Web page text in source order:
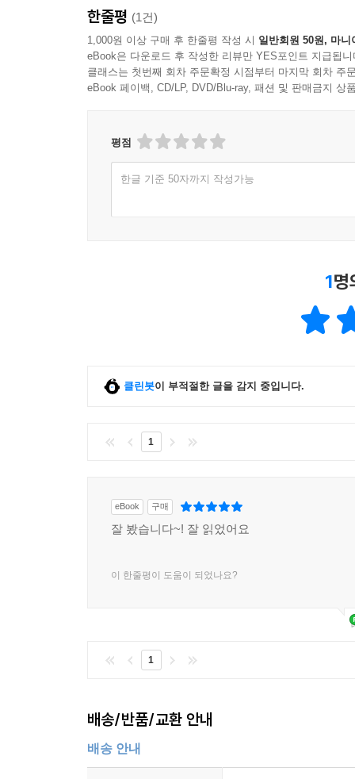
1. 소비자주권연대 의장: "약물 오남용과 과잉 진
2. 전국 학부모 연합회장: "아이들이 차가운 음료
3. 종교사회복지 재단 이사장: "가난하고 소외된
4. 현대철학 연구소장: "인간 존재의 완성을 육체
[4252혁명: 추천사 제3회]
■ 글로벌 스포츠 및 신체 훈련 전문가 (7인)
3. 프리미어리그 수석 피지컬 코치: "부상 방
4. 글로벌 요가 마스터: "프라나(기)의 흐름은 곧
7. 철인 3종 경기 우승자: "내 몸의 한계를 넘어서
1. 세계 웰니스 연맹 부의장: "진정한 웰니스는
스탠다드다."
활용법이다."
3. 자연치유 전문 병원장: "난치병 환자들에게 희
4. 디톡스 테라피 연구소장: "몸속에 쌓인 병적 찌
6. 장수촌 연구 학자: "백세 장수 노인들의 공통점
2. 실리콘밸리 미래학자: "바이오 해킹의 정점은
5. 인도주의 철학 포럼 의장: "질병의 하데스를 이
6. 전 세계 평화 재단 이사장: "몸이 아프면 분노가
한줄평 (1건)
1,000원 이상 구매 후 한줄평 작성 시 일반회원 50원, 마니
eBook은 다운로드 후 작성한 리뷰만 YES포인트 지급됩니
클래스는 첫번째 회차 주문확정 시점부터 마지막 회차 주
eBook 페이백, CD/LP, DVD/Blu-ray, 패션 및 판매금지 상
평점
한글 기준 50자까지 작성가능
1명
클린봇이 부적절한 글을 감지 중입니다.
1
eBook 구매
잘 봤습니다~! 잘 읽었어요
이 한줄평이 도움이 되었나요?
1
배송/반품/교환 안내
배송 안내